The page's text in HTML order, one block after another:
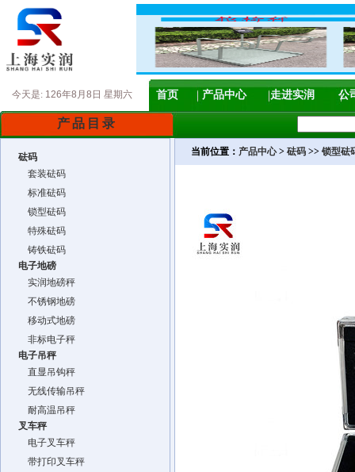
今天是: 126年8月8日 星期六 首页 产品中心 走进实润 公
产品目录
砝码
套装砝码
标准砝码
锁型砝码
特殊砝码
铸铁砝码
电子地磅
实润地磅秤
不锈钢地磅
移动式地磅
非标电子秤
电子吊秤
直显吊钩秤
无线传输吊秤
耐高温吊秤
叉车秤
电子叉车秤
带打印叉车秤
当前位置： 产品中心> 砝码 >> 锁型砝